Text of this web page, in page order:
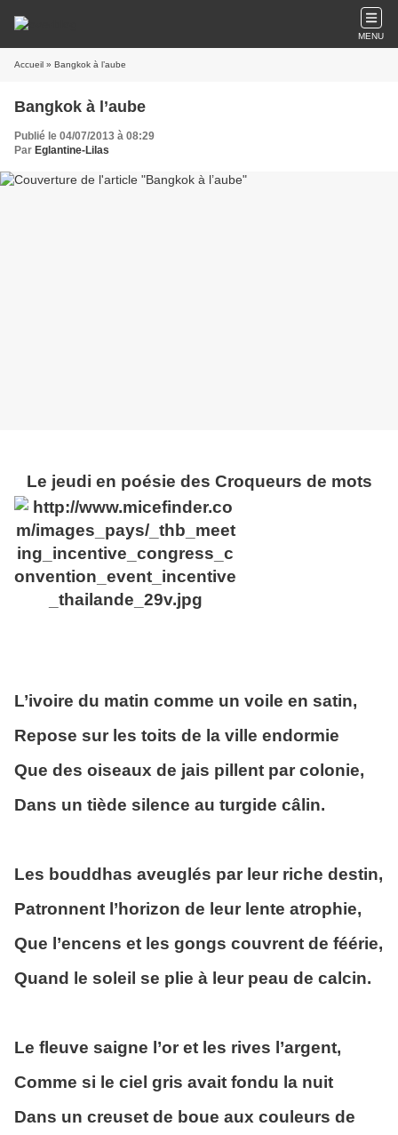
MENU
Accueil » Bangkok à l’aube
Bangkok à l’aube
Publié le 04/07/2013 à 08:29
Par Eglantine-Lilas
Le jeudi en poésie des Croqueurs de mots
L’ivoire du matin comme un voile en satin,
Repose sur les toits de la ville endormie
Que des oiseaux de jais pillent par colonie,
Dans un tiède silence au turgide câlin.
Les bouddhas aveuglés par leur riche destin,
Patronnent l’horizon de leur lente atrophie,
Que l’encens et les gongs couvrent de féérie,
Quand le soleil se plie à leur peau de calcin.
Le fleuve saigne l’or et les rives l’argent,
Comme si le ciel gris avait fondu la nuit
Dans un creuset de boue aux couleurs de